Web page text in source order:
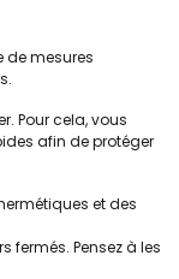
de mesures
Pour cela, vous
afin de protéger
et des
fermés. Pensez à les